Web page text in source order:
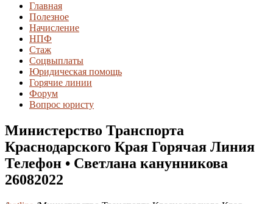
Главная
Полезное
Начисление
НПФ
Стаж
Соцвыплаты
Юридическая помощь
Горячие линии
Форум
Вопрос юристу
Министерство Транспорта
Краснодарского Края Горячая Линия
Телефон • Светлана канунникова
26082022